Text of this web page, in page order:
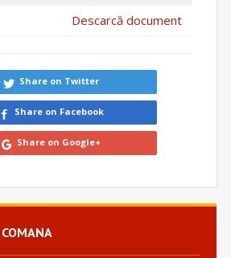
Descarcă document
Share on Twitter
Share on Facebook
Share on Google+